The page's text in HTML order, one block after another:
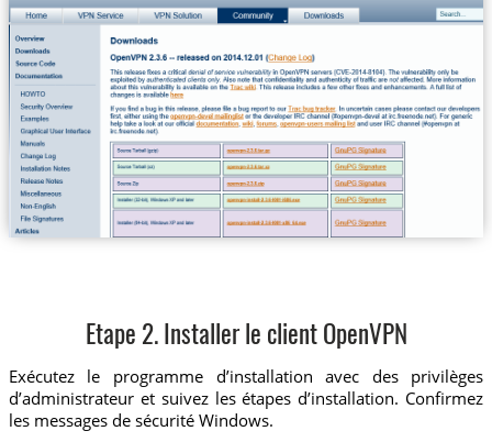
Etape 2. Installer le client OpenVPN
Exécutez le programme d’installation avec des privilèges
d’administrateur et suivez les étapes d’installation. Confirmez
les messages de sécurité Windows.